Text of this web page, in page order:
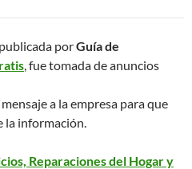
porGuía de
, fue tomada de anuncios
a la empresa para que
información.
Reparaciones del Hogar y